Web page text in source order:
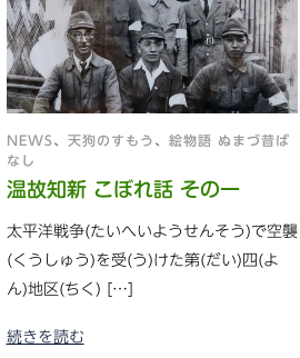
NEWS、 天狗のすもう 、 絵物語 ぬまづ昔ば
なし
温故知新 こぼれ話 その一
太平洋戦争(たいへいようせんそう)で空襲
(くうしゅう)を受(う)けた第(だい)四(よ
ん)地区(ちく) […]
続きを読む